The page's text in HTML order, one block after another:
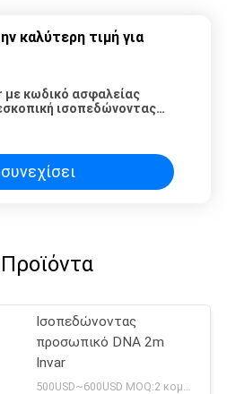
καλύτερη τιμή για
με κωδικό ασφαλείας
ισοπεδώνοντας
Ισοπεδώνοντας
προσωπικό DNA 2m
Invar
500USD~600USD MOQ:2 κομμάτια